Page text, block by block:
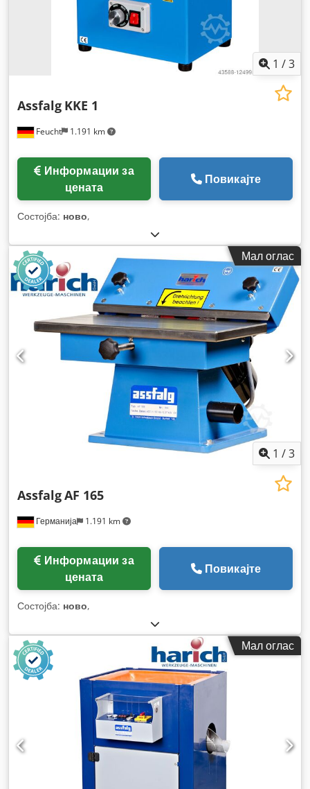
1 /3
Feucht 1.191 km
Assfalg KKE 1
цената
Повикајте
Состојба: ново,
Мал оглас
1 /3
Германија 1.191 km
AssfalgAF 165
цената
Повикајте
Состојба: ново,
Мал оглас